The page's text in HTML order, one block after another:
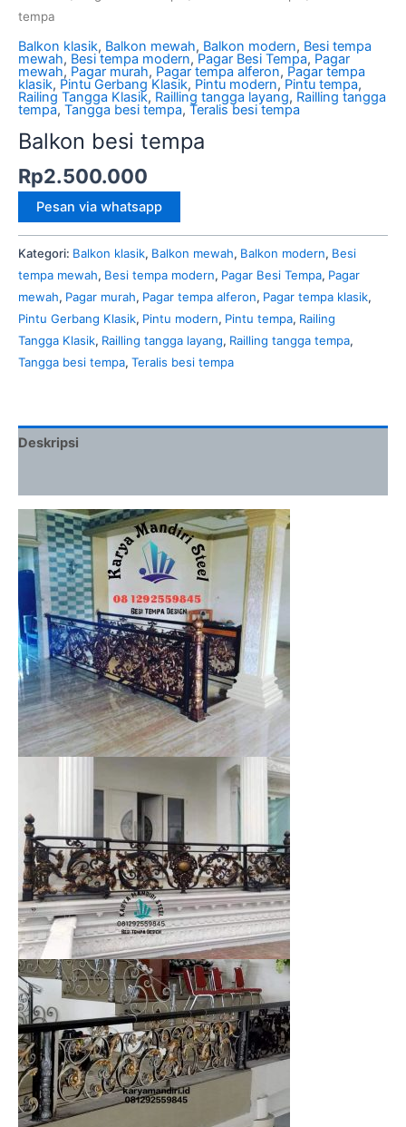
tempa
Balkon klasik, Balkon mewah, Balkon modern, Besi tempa
mewah, Besi tempa modern,Pagar Besi Tempa, Pagar
mewah, Pagar murah, Pagar tempa alferon, Pagar tempa
klasik, Pintu Gerbang Klasik, Pintu modern, Pintu tempa,
Railing Tangga Klasik, Railling tangga layang, Railling tangga
tempa, Tangga besi tempa, Teralis besi tempa
Balkon besi tempa
Rp2.500.000
Pesan via whatsapp
Kategori: Balkon klasik, Balkon mewah, Balkon modern, Besi
tempa mewah, Besi tempa modern, Pagar Besi Tempa, Pagar
mewah, Pagar murah, Pagar tempa alferon, Pagar tempa klasik,
Pintu Gerbang Klasik, Pintu modern, Pintu tempa, Railing
Tangga Klasik, Railling tangga layang, Railling tangga tempa,
Tangga besi tempa, Teralis besi tempa
Deskripsi